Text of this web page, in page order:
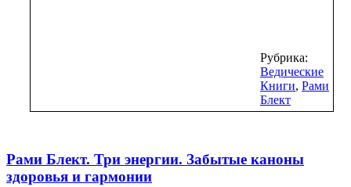
Рубрика:
Ведические
Книги, Рами
Блект
Рами Блект. Три энергии. Забытые каноны
здоровья и гармонии